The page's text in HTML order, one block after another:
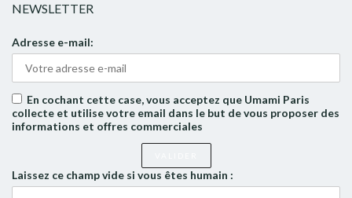
NEWSLETTER
Adresse e-mail:
En cochant cette case, vous acceptez que Umami Paris
collecte et utilise votre email dans le but de vous proposer des
informations et offres commerciales
Laissez ce champ vide si vous êtes humain :